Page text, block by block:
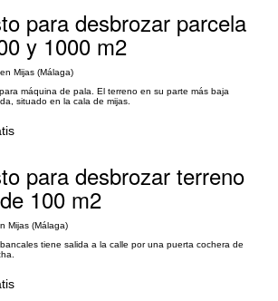
para desbrozar parcela
y 1000 m2
Mijas (Málaga)
máquina de pala. El terreno en su parte más baja
situado en la cala de mijas.
para desbrozar terreno
100 m2
Mijas (Málaga)
tiene salida a la calle por una puerta cochera de